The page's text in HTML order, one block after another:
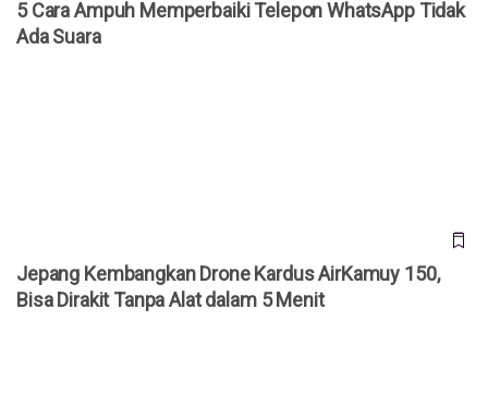
5 Cara Ampuh Memperbaiki Telepon WhatsApp Tidak
Ada Suara
Jepang Kembangkan Drone Kardus AirKamuy 150,
Bisa Dirakit Tanpa Alat dalam 5 Menit